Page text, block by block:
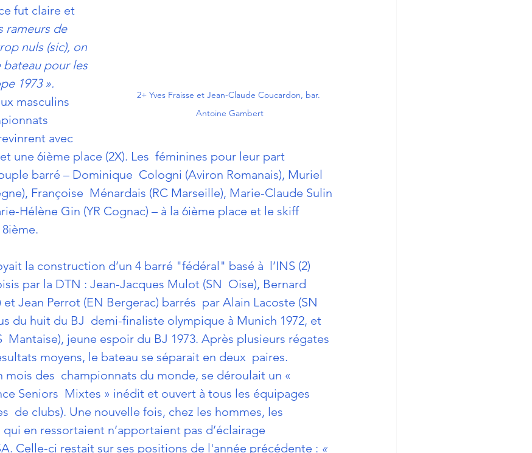
2+ Yves Fraisse et Jean-Claude Coucardon, bar.
Antoine Gambert
fut claire et
rameurs de
nuls (sic), on
bateau pour les
1973 ».
masculins
avec
une 6ième place (2X). Les  féminines pour leur part
barré – Dominique  Cologni (Aviron Romanais), Muriel
Françoise  Ménardais (RC Marseille), Marie-Claude Sulin
Hélène Gin (YR Cognac) – à la 6ième place et le skiff
la construction d’un 4 barré "fédéral" basé à  l’INS (2)
par la DTN : Jean-Jacques Mulot (SN  Oise), Bernard
et Jean Perrot (EN Bergerac) barrés  par Alain Lacoste (SN
du huit du BJ  demi-finaliste olympique à Munich 1972, et
Mantaise), jeune espoir du BJ 1973. Après plusieurs régates
moyens, le bateau se séparait en deux  paires.
mois des  championnats du monde, se déroulait un «
Seniors  Mixtes » inédit et ouvert à tous les équipages
de clubs). Une nouvelle fois, chez les hommes, les
en ressortaient n’apportaient pas d’éclairage
Celle-ci restait sur ses positions de l'année précédente : «